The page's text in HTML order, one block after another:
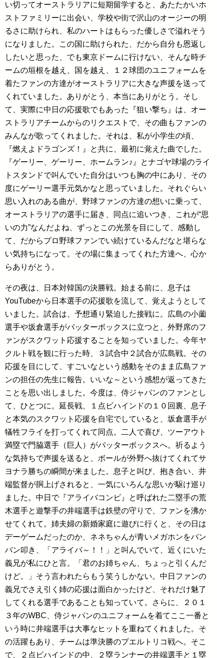
い切ってオーストラリアに短期留学すると、あたたかいホ
ストファミリーに出会い、学校や街で沢山のオージーの明
るさに助けられ、私のハートはもらった優しさで溢れそう
になりました。この国に助けられた、だから自分も恩返し
したいと思った、でも東京ドームに行けない、そんな時チ
ームの垣根を越え、国を越え、１２球団のユニフォームを
着たファンの方達がオーストラリアに大きな声援を送って
くれていました。ありがとう、本当にありがとう。そし
て、実際に中日の応援歌でもあった『狙い撃ち』は、オー
ストラリアチームからのリクエストで、その曲もファンの
みんなが歌ってくれました。それは、私が小学生の頃、
『燃えよドラゴンズ！』と共に、最初に覚えた曲でした。
『ゲーリー、ゲーリー、ホームラン♪』とナゴヤ球場のライ
トスタンドで叫んでいた自分はいつも胸の中にあり、その
度にゲーリー選手元気かなと思っていました。それぐらい
思い入れのある曲が、野球ファンの方達の想いに乗って、
オーストラリアの選手に届き、同点に追いつき、これが“思
いの力”なんだよね、ずっとこの光景を目にして、感動し
て、だからプロ野球ファンでい続けているんだなと堪らな
い気持ちになって。その場に集まってくれた方達へ、心か
らありがとう。
その夜は、日本対韓国の決勝戦。始まる前に、息子は
YouTubeから日本選手の応援歌を流して、覚えようとして
いました。試合は、予想通り緊迫した接戦に。広島の小薗
選手や坂倉選手がバッターボックスに立つと、外野席のフ
ァンがスクワット応援することを知っていました。今年ヤ
クルト戦を観に行った時、３試合中２試合が広島戦。その
応援を目にして、すごいなという感動をそのまま広島ファ
ンの担任の先生に報告。いいな～という感想が返ってきた
ことを思い出しました。今度は、侍ジャパンのファンとし
て、ひとつに。延長戦、１点ビハインドの１０回裏、息子
と本気のスクワット応援を自宅でしていると、坂倉選手が
犠牲フライを打ってくれて同点。二人で喜び、ツーアウト
満塁で門脇選手（巨人）がバッターボックスへ。祈るよう
な気持ちで声援を送ると、ボールが外野へ抜けてくれてサ
ヨナラ勝ちの瞬間が来ました。息子と叫び、抱き合い、井
端監督が胴上げされると、一気にいろんな思いが駆け巡り
ました。中日で『アライバコンビ』と呼ばれた二塁手の荒
木選手と遊撃手の井端選手は鉄壁の守りで、ファンを沸か
せてくれて。姉夫婦の新婚家庭に遊びに行くと、その日は
デーゲームだったのか、ネネちゃんが青いメガホンをバン
バン叩き、「アライバ～！！」と叫んでいて、近くにいた
義兄が私にひと言。「君のお姉ちゃん、ちょっと引くんだ
けど。」そう言われたらもう笑うしかない。中日ファンの
義兄でさえ引く姉の応援は面白かったけど、それだけ魅了
してくれる選手であることも知っていて。さらに、２０１
３年のWBC、侍ジャパンのユニフォームを着てここ一番と
いう時に井端選手は大事なヒットを重ねてくれました。そ
の活躍もあり、チームは準決勝のプエルトリコ戦へ。そこ
で、２点ビハインドの中、２塁ランナーの井端選手と１塁